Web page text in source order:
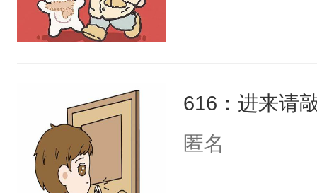
616：进来请
匿名